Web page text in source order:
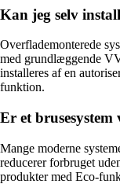
Kan jeg selv
Overflademonterede
med grundlæggende
installeres af en
funktion.
Er et brusesystem
Mange moderne
reducerer forbruget
produkter med Eco-